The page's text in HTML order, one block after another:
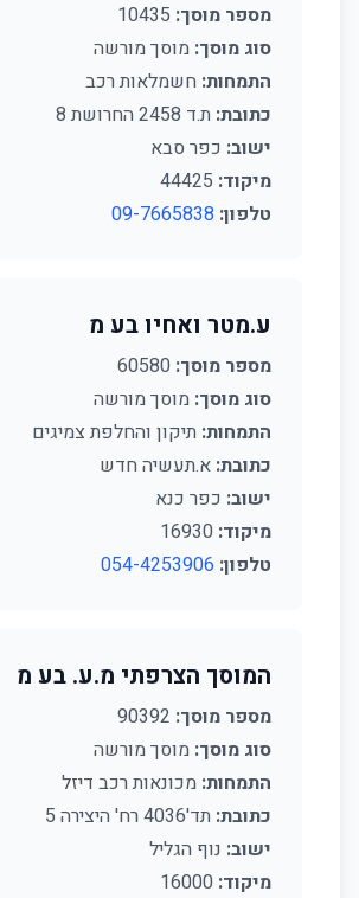
מספר מוסך:
סוג מוסך: מוסך מורשה
התמחות: חשמלאות רכב
כתובת: ת.ד 2458 החרושת 8
ישוב: כפר סבא
מיקוד:
טלפון: 09-7665838
ע.מטר ואחיו בע מ
מספר מוסך:
סוג מוסך: מוסך מורשה
התמחות: תיקון והחלפת צמיגים
כתובת: א.תעשיה חדש
ישוב: כפר כנא
מיקוד:
טלפון: 054-4253906
המוסך הצרפתי מ.ע. בע מ
מספר מוסך:
סוג מוסך: מוסך מורשה
התמחות: מכונאות רכב דיזל
כתובת: תד'4036 רח' היצירה 5
ישוב: נוף הגליל
מיקוד: